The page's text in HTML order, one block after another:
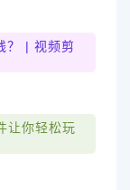
？ | 视频剪
让你轻松玩